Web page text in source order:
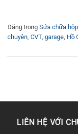
Đăng trong Sửa chữa
chuyên, CVT, garage, Hồ
LIÊN HỆ VỚI